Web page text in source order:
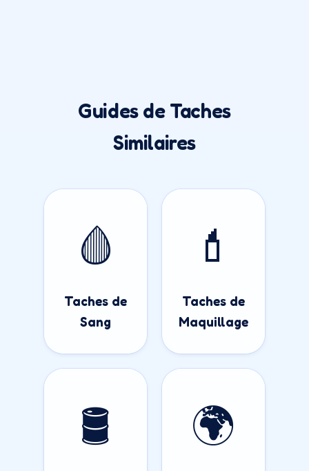
Guides de Taches
Similaires
🩸
Taches de
Sang
💄
Taches de
Maquillage
🛢️ 🌍